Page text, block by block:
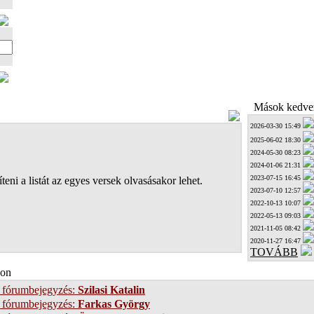
a listát az egyes versek olvasásakor lehet.
Mások
2026-03-30 15:49
2025-06-02 18:30
2024-05-30 08:23
2024-01-06 21:31
2023-07-15 16:45
2023-07-10 12:57
2022-10-13 10:07
2022-05-13 09:03
2021-11-05 08:42
2020-11-27 16:47
TOVÁBB
Szilasi Katalin
Farkas György